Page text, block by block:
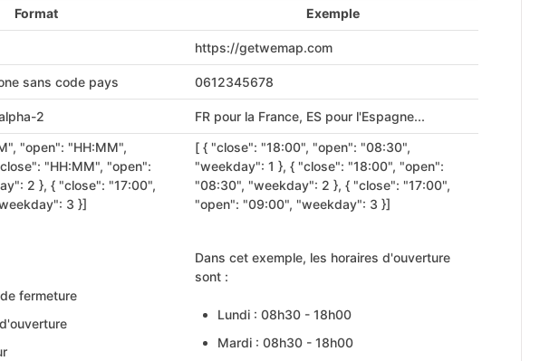
Format Exemple
https://getwemap.com
sans code pays 0612345678
2 FR pour la France, ES pour l'Espagne...
"open": "HH:MM",
"HH:MM", "open":
2 }, { "close": "17:00",
3 }]
fermeture
[ { "close": "18:00", "open": "08:30",
"weekday": 1 }, { "close": "18:00", "open":
"08:30", "weekday": 2 }, { "close": "17:00",
"open": "09:00", "weekday": 3 }]
Dans cet exemple, les horaires d'ouverture
sont :
Lundi : 08h30 - 18h00
Mardi : 08h30 - 18h00